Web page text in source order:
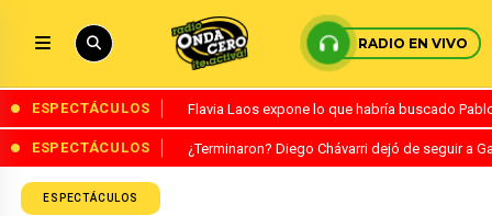
RADIO EN VIVO
ESPECTÁCULOS Flavia Laos expone lo que habría buscado
ESPECTÁCULOS ¿Terminaron? Diego Chávarri dejó de seguir a
ESPECTÁCULOS